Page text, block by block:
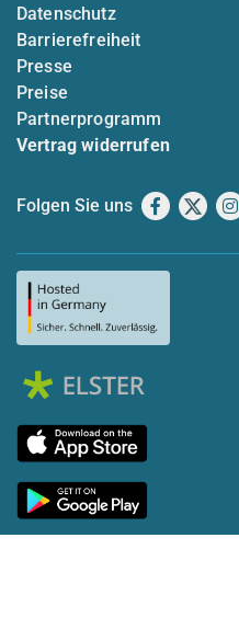
Datenschutz
Barrierefreiheit
Presse
Preise
Partnerprogramm
Vertrag widerrufen
Folgen Sie uns Facebook
X